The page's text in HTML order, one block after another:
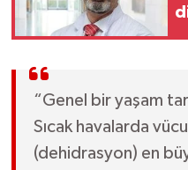
“Genel bir yaşam
Sıcak havalarda
(dehidrasyon) en